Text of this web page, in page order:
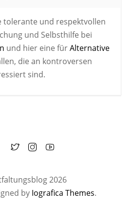
tolerante und respektvollen
und Selbsthilfe bei
und hier eine fürAlternative
die an kontroversen
sind.
2026
by Iografica Themes.